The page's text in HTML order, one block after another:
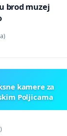
brod muzej
kamere za
Poljicama